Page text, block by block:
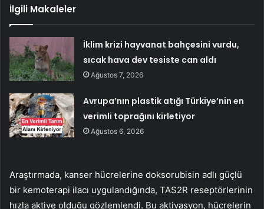
İlgili Makaleler
İklim krizi hayvanat bahçesini vurdu,
sıcak hava dev tesiste can aldı
Ağustos 7, 2026
Avrupa’nın plastik atığı Türkiye’nin en
verimli toprağını kirletiyor
Ağustos 6, 2026
Araştırmada, kanser hücrelerine doksorubisin adlı güçlü
bir kemoterapi ilacı uygulandığında, TAS2R reseptörlerinin
hızla aktive olduğu gözlemlendi. Bu aktivasyon, hücrelerin